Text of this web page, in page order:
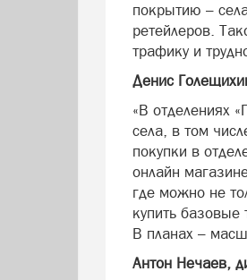
покрытию –
ретейлеров.
трафику и
Денис
«В отделениях
села, в том
покупки в
онлайн
где можно не
купить
В планах –
Антон Нечаев,